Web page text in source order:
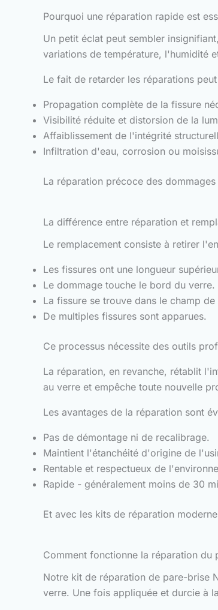
Pourquoi une réparation rapide est
Un petit éclat peut sembler
variations de température, l'humidité
Le fait de retarder les réparations
Propagation complète de la fissure
Visibilité réduite et distorsion de la
Affaiblissement de l'intégrité
Infiltration d'eau, corrosion ou
La réparation précoce des
La différence entre réparation et
Le remplacement consiste à retirer
Les fissures ont une longueur
Le dommage touche le bord du verre.
La fissure se trouve dans le champ
De multiples fissures sont apparues.
Ce processus nécessite des outils
La réparation, en revanche, rétablit
au verre et empêche toute nouvelle
Les avantages de la réparation sont
Pas de démontage ni de recalibrage.
Maintient l'étanchéité d'origine de
Rentable et respectueux de
Rapide - généralement moins de 30
Et avec les kits de réparation
Comment fonctionne la réparation du
Notre kit de réparation de pare-brise
verre. Une fois appliquée et durcie à